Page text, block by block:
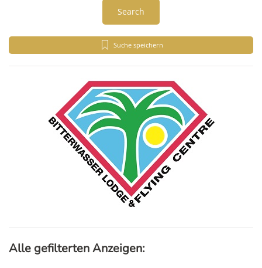
Search
Suche speichern
Alle gefilterten Anzeigen: